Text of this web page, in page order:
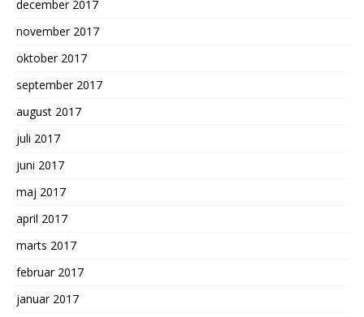
december 2017
november 2017
oktober 2017
september 2017
august 2017
juli 2017
juni 2017
maj 2017
april 2017
marts 2017
februar 2017
januar 2017